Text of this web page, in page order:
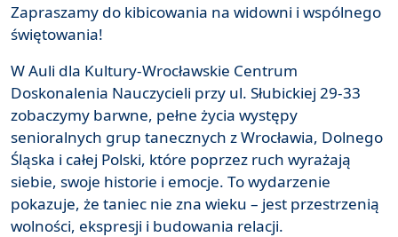
Zapraszamy do kibicowania na widowni i wspólnego
świętowania!
W Auli dla Kultury-Wrocławskie Centrum
Doskonalenia Nauczycieli przy ul. Słubickiej 29-33
zobaczymy barwne, pełne życia występy
senioralnych grup tanecznych z Wrocławia, Dolnego
Śląska i całej Polski, które poprzez ruch wyrażają
siebie, swoje historie i emocje. To wydarzenie
pokazuje, że taniec nie zna wieku – jest przestrzenią
wolności, ekspresji i budowania relacji.